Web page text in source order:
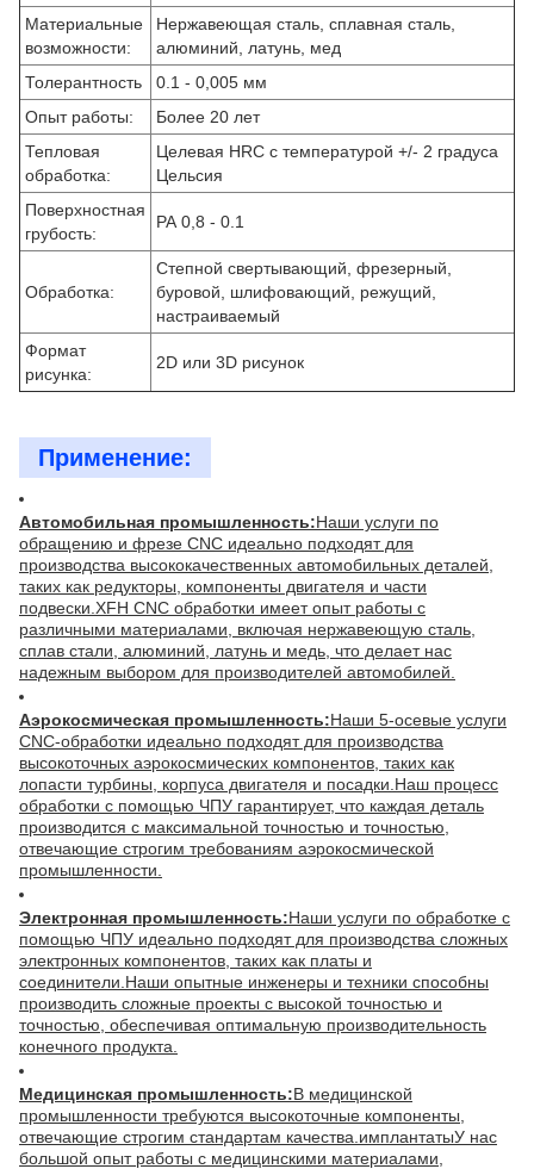
Материальные
возможности:
Нержавеющая сталь, сплавная сталь,
алюминий, латунь, мед
Толерантность
0.1 - 0,005 мм
Опыт работы:
Более 20 лет
Тепловая
обработка:
Целевая HRC с температурой +/- 2 градуса
Цельсия
Поверхностная
грубость:
РА 0,8 - 0.1
Обработка:
Степной свертывающий, фрезерный,
буровой, шлифовающий, режущий,
настраиваемый
Формат
рисунка:
2D или 3D рисунок
Применение:
Автомобильная промышленность:Наши услуги по
обращению и фрезе CNC идеально подходят для
производства высококачественных автомобильных деталей,
таких как редукторы, компоненты двигателя и части
подвески.XFH CNC обработки имеет опыт работы с
различными материалами, включая нержавеющую сталь,
сплав стали, алюминий, латунь и медь, что делает нас
надежным выбором для производителей автомобилей.
Аэрокосмическая промышленность:Наши 5-осевые услуги
CNC-обработки идеально подходят для производства
высокоточных аэрокосмических компонентов, таких как
лопасти турбины, корпуса двигателя и посадки.Наш процесс
обработки с помощью ЧПУ гарантирует, что каждая деталь
производится с максимальной точностью и точностью,
отвечающие строгим требованиям аэрокосмической
промышленности.
Электронная промышленность:Наши услуги по обработке с
помощью ЧПУ идеально подходят для производства сложных
электронных компонентов, таких как платы и
соединители.Наши опытные инженеры и техники способны
производить сложные проекты с высокой точностью и
точностью, обеспечивая оптимальную производительность
конечного продукта.
Медицинская промышленность:В медицинской
промышленности требуются высокоточные компоненты,
отвечающие строгим стандартам качества.имплантатыУ нас
большой опыт работы с медицинскими материалами,